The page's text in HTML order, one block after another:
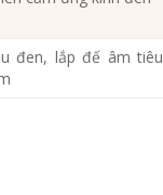
đen, lắp đế âm tiêu